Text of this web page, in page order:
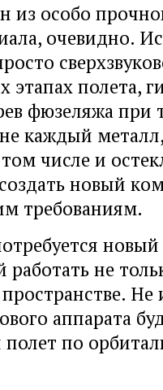
из особо
очевидно.
полета,
фюзеляжа при
каждый
числе и
новый
требованиям.
работать не
Не
аппарата
по